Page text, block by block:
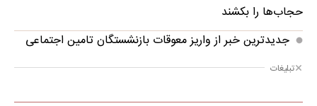
حجاب‌ها را بکشند
جدیدترین خبر از واریز معوقات بازنشستگان تامین اجتماعی
تبلیغات